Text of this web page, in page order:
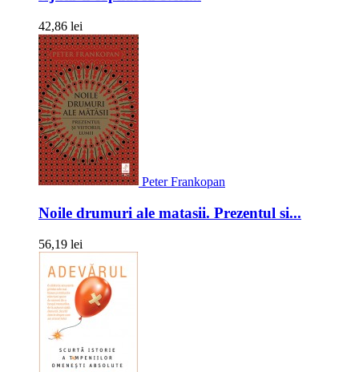
42,86 lei
Peter Frankopan
Noile drumuri ale matasii. Prezentul si...
56,19 lei